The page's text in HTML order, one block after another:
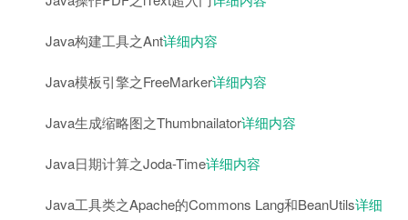
Java构建工具之Ant详细内容
Java模板引擎之FreeMarker详细内容
Java生成缩略图之Thumbnailator详细内容
Java日期计算之Joda-Time详细内容
Java工具类之Apache的Commons Lang和BeanUtils详细